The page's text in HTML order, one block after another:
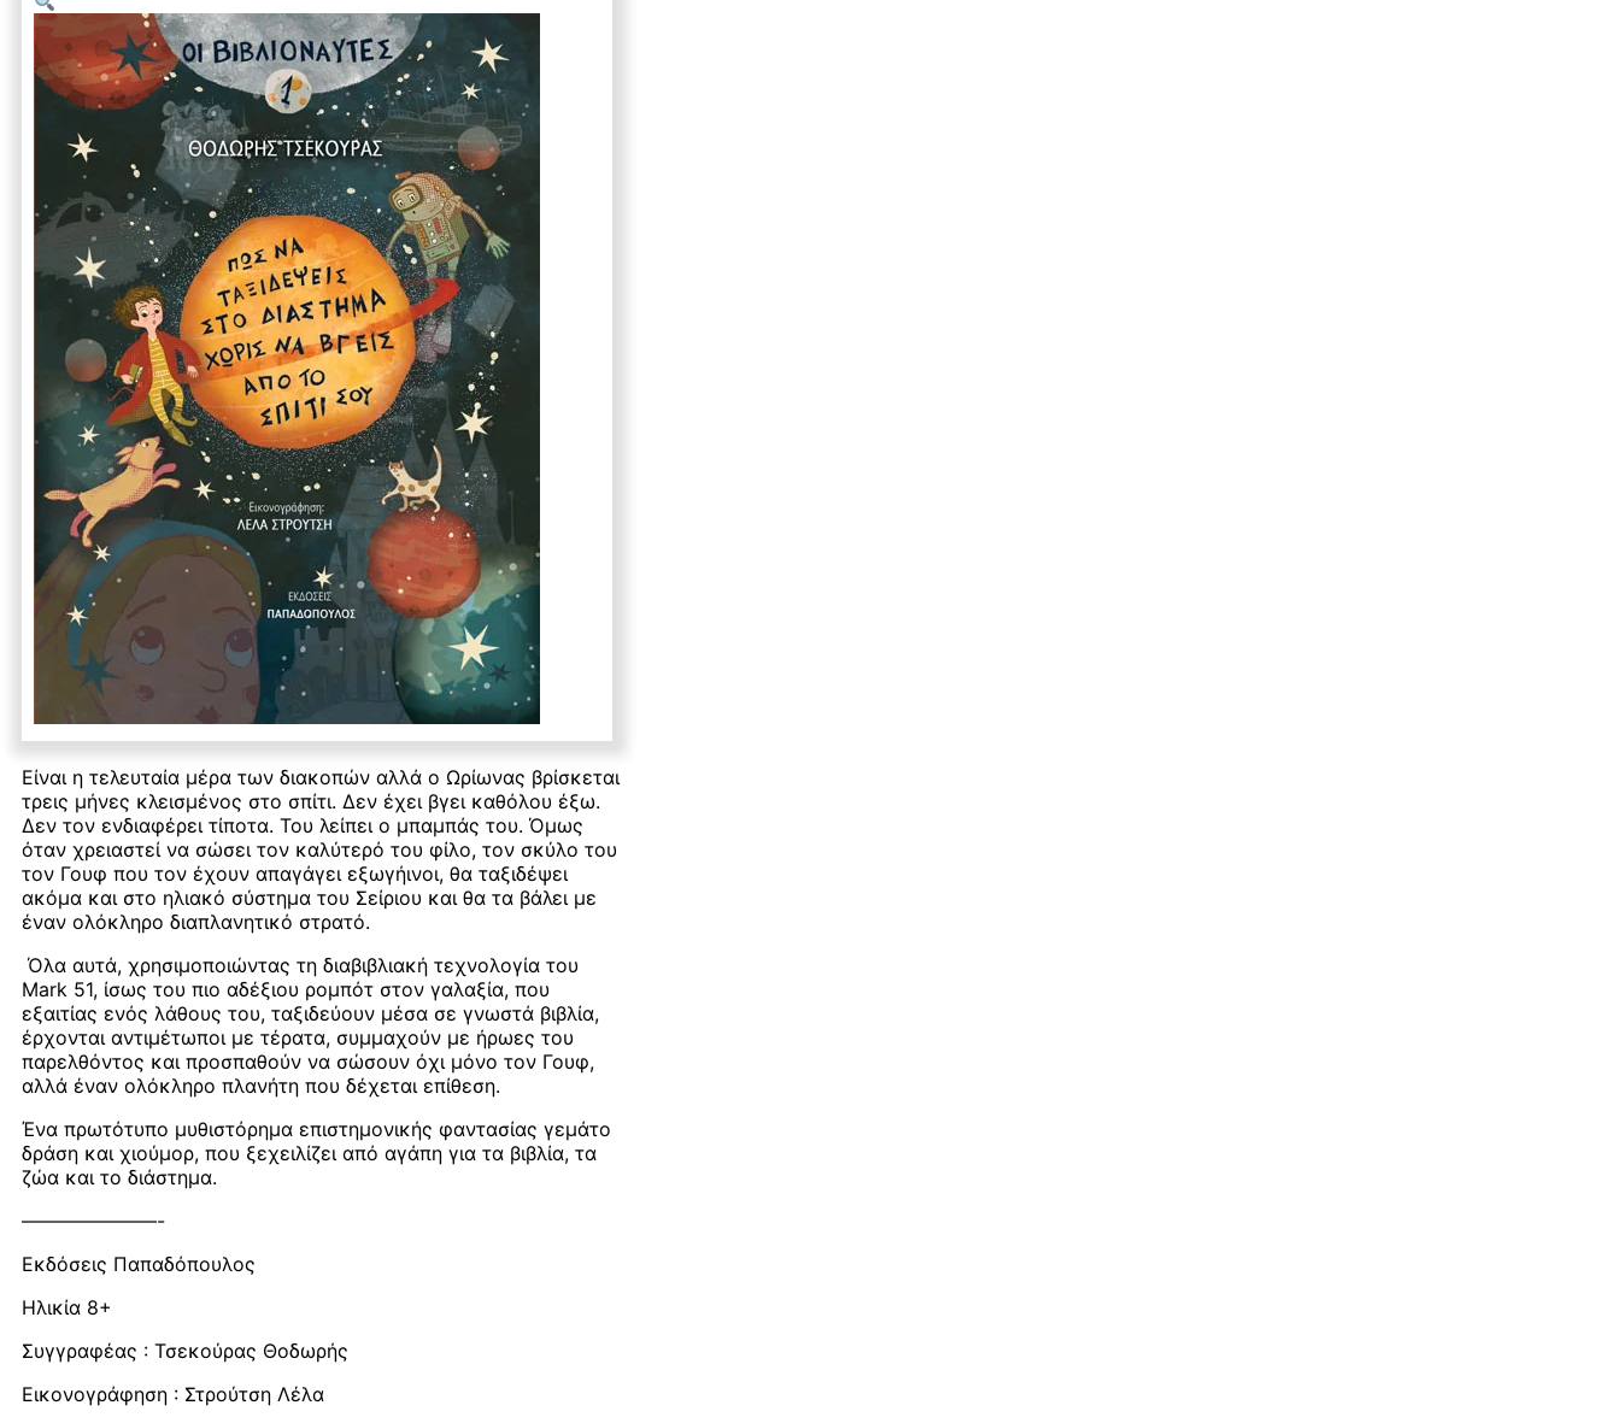
Είναι η τελευταία μέρα των διακοπών αλλά ο Ωρίωνας βρίσκεται
τρεις μήνες κλεισμένος στο σπίτι. Δεν έχει βγει καθόλου έξω.
Δεν τον ενδιαφέρει τίποτα. Του λείπει ο μπαμπάς του. Όμως
όταν χρειαστεί να σώσει τον καλύτερό του φίλο, τον σκύλο του
τον Γουφ που τον έχουν απαγάγει εξωγήινοι, θα ταξιδέψει
ακόμα και στο ηλιακό σύστημα του Σείριου και θα τα βάλει με
έναν ολόκληρο διαπλανητικό στρατό.
Όλα αυτά, χρησιμοποιώντας τη διαβιβλιακή τεχνολογία του
Mark 51, ίσως του πιο αδέξιου ρομπότ στον γαλαξία, που
εξαιτίας ενός λάθους του, ταξιδεύουν μέσα σε γνωστά βιβλία,
έρχονται αντιμέτωποι με τέρατα, συμμαχούν με ήρωες του
παρελθόντος και προσπαθούν να σώσουν όχι μόνο τον Γουφ,
αλλά έναν ολόκληρο πλανήτη που δέχεται επίθεση.
Ένα πρωτότυπο μυθιστόρημα επιστημονικής φαντασίας γεμάτο
δράση και χιούμορ, που ξεχειλίζει από αγάπη για τα βιβλία, τα
ζώα και το διάστημα.
———————-
Εκδόσεις Παπαδόπουλος
Ηλικία 8+
Συγγραφέας : Τσεκούρας Θοδωρής
Εικονογράφηση : Στρούτση Λέλα